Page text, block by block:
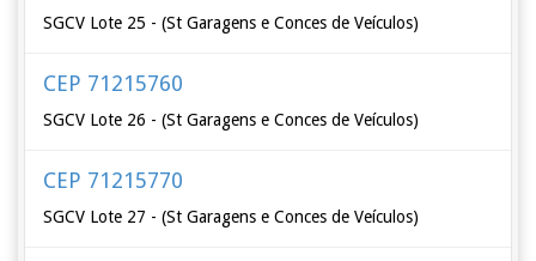
SGCV Lote 25 - (St Garagens e Conces de Veículos)
CEP 71215760
SGCV Lote 26 - (St Garagens e Conces de Veículos)
CEP 71215770
SGCV Lote 27 - (St Garagens e Conces de Veículos)